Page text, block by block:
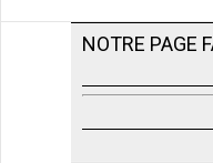
NOTRE PAGE